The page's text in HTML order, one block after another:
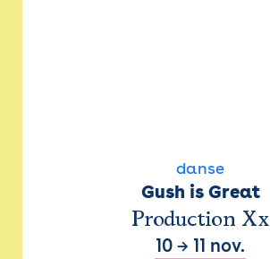
danse
Gush is Great
Production Xx
10 → 11 nov.